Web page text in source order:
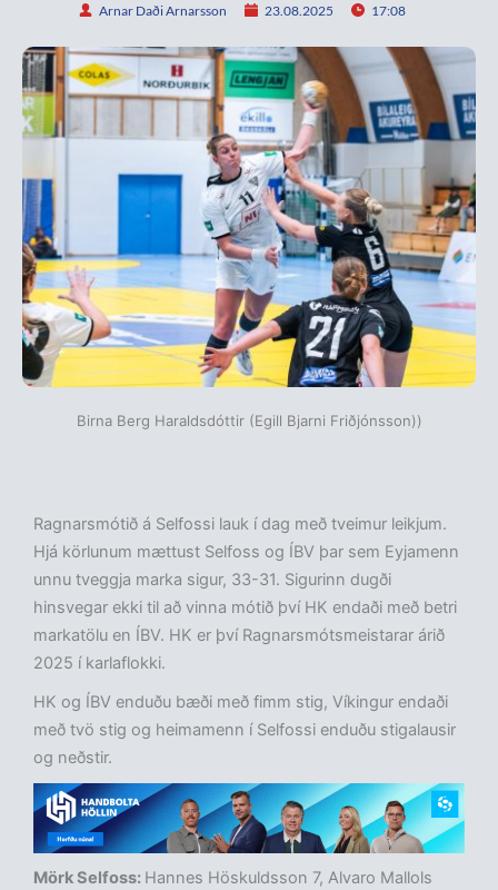
Arnar Daði Arnarsson 23.08.2025 17:08
Birna Berg Haraldsdóttir (Egill Bjarni Friðjónsson))
Ragnarsmótið á Selfossi lauk í dag með tveimur leikjum.
Hjá körlunum mættust Selfoss og ÍBV þar sem Eyjamenn
unnu tveggja marka sigur, 33-31. Sigurinn dugði
hinsvegar ekki til að vinna mótið því HK endaði með betri
markatölu en ÍBV. HK er því Ragnarsmótsmeistarar árið
2025 í karlaflokki.
HK og ÍBV enduðu bæði með fimm stig, Víkingur endaði
með tvö stig og heimamenn í Selfossi enduðu stigalausir
og neðstir.
Mörk Selfoss: Hannes Höskuldsson 7, Alvaro Mallols